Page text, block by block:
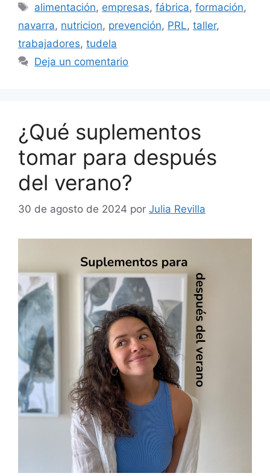
alimentación, empresas,fábrica,formación,
navarra, nutricion, prevención, PRL, taller,
trabajadores, tudela
Deja un comentario
¿Qué suplementos
tomar para después
del verano?
30 de agosto de 2024 por Julia Revilla